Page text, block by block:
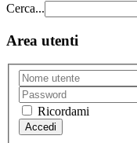
Cerca...
Area utenti
Ricordami